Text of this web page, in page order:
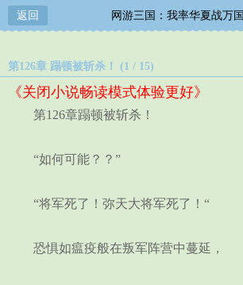
返回 网游三国：我率华夏战万国
第126章 蹋顿被斩杀！ (1 / 15)
《关闭小说畅读模式体验更好》
第126章蹋顿被斩杀！
“如何可能？？”
“将军死了！弥天大将军死了！“
恐惧如瘟疫般在叛军阵营中蔓延，